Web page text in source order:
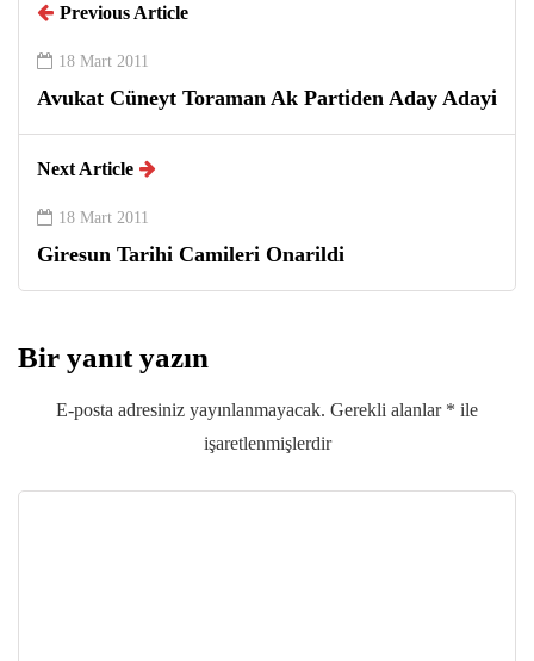
Previous Article
18 Mart 2011
Avukat Cüneyt Toraman Ak Partiden Aday Adayi
Next Article
18 Mart 2011
Giresun Tarihi Camileri Onarildi
Bir yanıt yazın
E-posta adresiniz yayınlanmayacak. Gerekli alanlar * ile
işaretlenmişlerdir